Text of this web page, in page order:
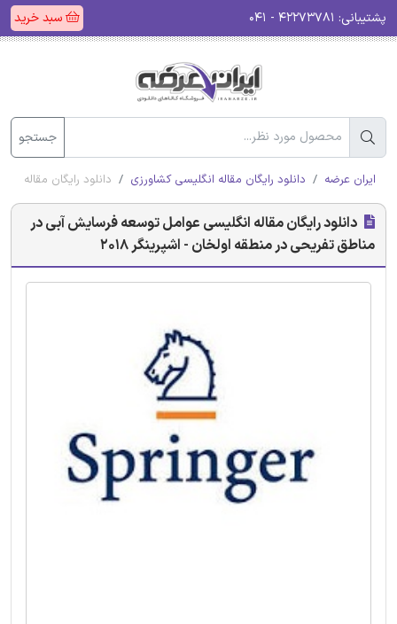
پشتیبانی: سبد خرید
جستجو
ایران عرضه دانلود رایگان مقاله انگلیسی کشاورزی دانلود رایگان مقاله
دانلود رایگان مقاله انگلیسی عوامل توسعه فرسایش آبی در
مناطق تفریحی در منطقه اولخان - اشپرینگر 2018